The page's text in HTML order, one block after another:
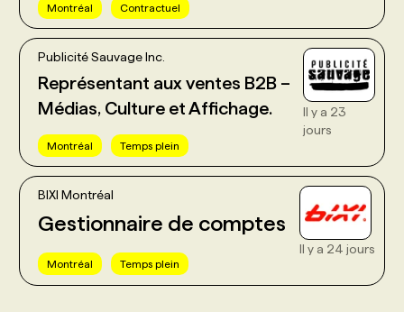
Montréal Contractuel
Publicité Sauvage Inc.
Représentant aux ventes B2B –
Médias, Culture et Affichage.
Montréal Temps plein
Il y a 23
jours
BIXI Montréal
Gestionnaire de comptes
Montréal Temps plein
Il y a 24 jours